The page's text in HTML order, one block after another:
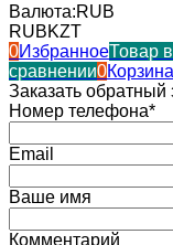
Валюта:RUB
RUBKZT
0ИзбранноеТовар
сравнении0Корзина
Заказать обратный
Номер телефона*
Email
Ваше имя
Комментарий